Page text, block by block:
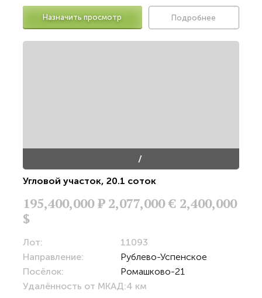
Назначить просмотр Подробнее
/
Угловой участок, 20.1 соток
195,400,000Р 2,077,000 € 2,400,000
$
Лот:
11093
Направление:
Рублево-Успенское
Посёлок:
Ромашково-21
Удалённость от МКАД:4 км